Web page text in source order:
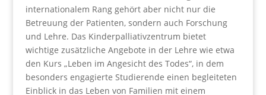
internationalem Rang gehört aber nicht nur die
Betreuung der Patienten, sondern auch Forschung
und Lehre. Das Kinderpalliativzentrum bietet
wichtige zusätzliche Angebote in der Lehre wie etwa
den Kurs „Leben im Angesicht des Todes“, in dem
besonders engagierte Studierende einen begleiteten
Einblick in das Leben von Familien mit einem